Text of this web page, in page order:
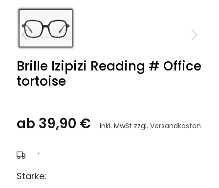
Brille Izipizi Reading # Office
tortoise
ab 39,90 € inkl. MwSt zzgl. Versandkosten
*
Stärke: